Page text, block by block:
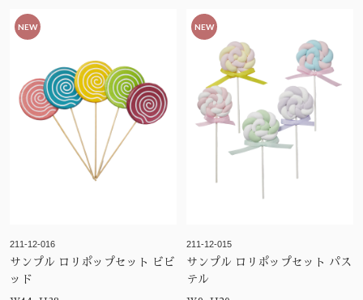
NEW
211-12-016
サンプル ロリポップセット ビビ
ッド
NEW
211-12-015
サンプル ロリポップセット パス
テル